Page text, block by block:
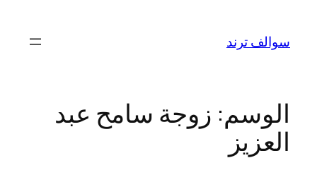
المحتوى
سوالف ترند
الوسم: زوجة سامح عبد
العزيز